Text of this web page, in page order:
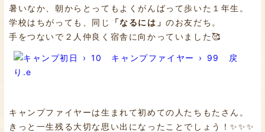
暑いなか、朝からとってもよくがんばって歩いた１年生。
学校はちがっても、同じ
「なるには」のお友だち。
手をつないで２人仲良く宿舎に向かっていました🥰
キャンプファイヤーは生まれて初めての人たちもたさん。
きっと一生残る大切な思い出になったことでしょう！✨✨✨